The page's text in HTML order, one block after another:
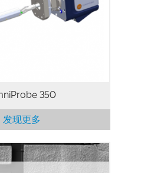
薄片制备。精确直观的
快速、自信地工作，而不
丢失样品的风险。
350
发现更多